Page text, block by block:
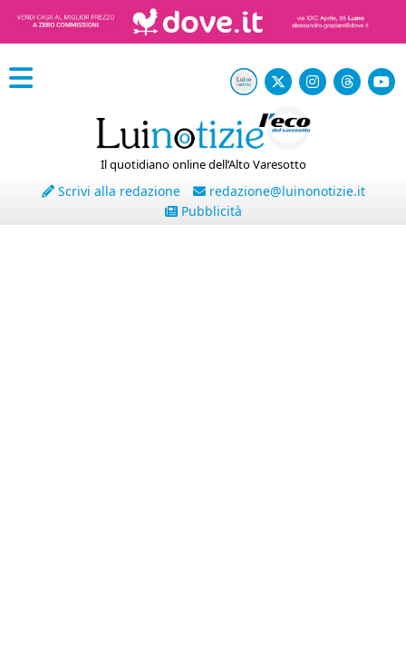
Il quotidiano online dell’Alto Varesotto
Scrivi alla redazione
redazione@luinonotizie.it
Pubblicità